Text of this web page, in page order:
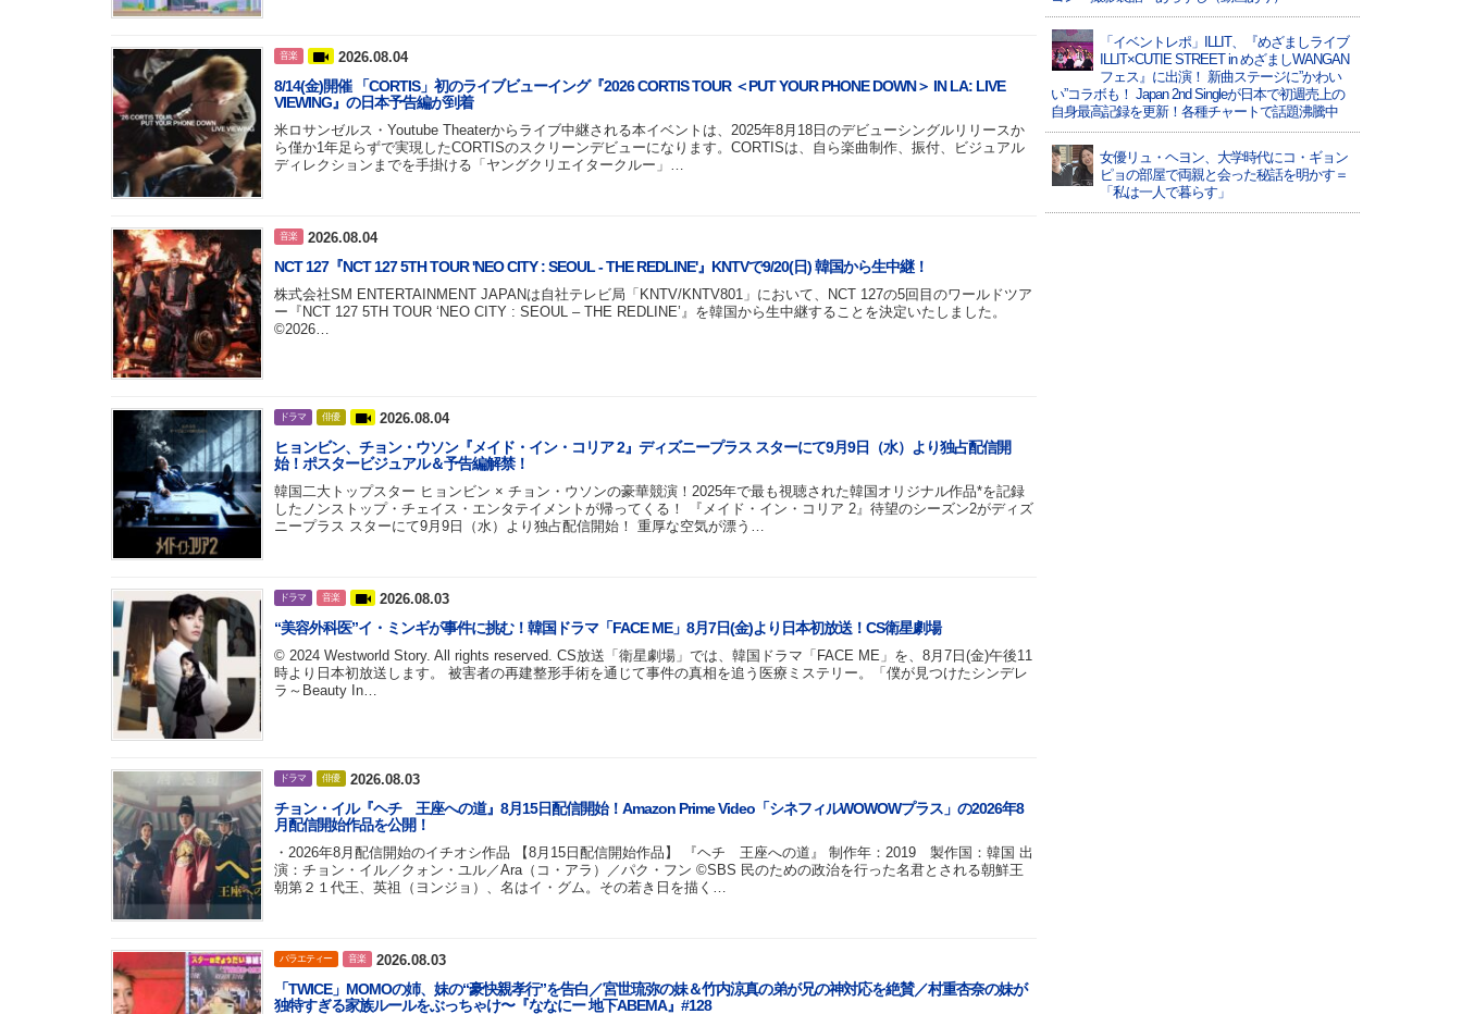
音楽 2026.08.04
8/14(金)開催 「CORTIS」初のライブビューイング『2026 CORTIS TOUR ＜PUT YOUR PHONE DOWN＞ IN LA: LIVE
VIEWING』の日本予告編が到着
米ロサンゼルス・Youtube Theaterからライブ中継される本イベントは、2025年8月18日のデビューシングルリリースか
ら僅か1年足らずで実現したCORTISのスクリーンデビューになります。CORTISは、自ら楽曲制作、振付、ビジュアル
ディレクションまでを手掛ける「ヤングクリエイタークルー」…
音楽 2026.08.04
NCT 127『NCT 127 5TH TOUR 'NEO CITY : SEOUL - THE REDLINE'』KNTVで9/20(日) 韓国から生中継！
株式会社SM ENTERTAINMENT JAPANは自社テレビ局「KNTV/KNTV801」において、NCT 127の5回目のワールドツア
ー『NCT 127 5TH TOUR ‘NEO CITY : SEOUL – THE REDLINE’』を韓国から生中継することを決定いたしました。
©2026…
ドラマ 俳優 2026.08.04
ヒョンビン、チョン・ウソン『メイド・イン・コリア 2』ディズニープラス スターにて9月9日（水）より独占配信開
始！ポスタービジュアル＆予告編解禁！
韓国二大トップスター ヒョンビン × チョン・ウソンの豪華競演！2025年で最も視聴された韓国オリジナル作品*を記録
したノンストップ・チェイス・エンタテイメントが帰ってくる！ 『メイド・イン・コリア 2』待望のシーズン2がディズ
ニープラス スターにて9月9日（水）より独占配信開始！ 重厚な空気が漂う…
ドラマ 音楽 2026.08.03
“美容外科医”イ・ミンギが事件に挑む！韓国ドラマ「FACE ME」8月7日(金)より日本初放送！CS衛星劇場
© 2024 Westworld Story. All rights reserved. CS放送「衛星劇場」では、韓国ドラマ「FACE ME」を、8月7日(金)午後11
時より日本初放送します。 被害者の再建整形手術を通じて事件の真相を追う医療ミステリー。「僕が見つけたシンデレ
ラ～Beauty In…
ドラマ 俳優 2026.08.03
チョン・イル『ヘチ 王座への道』8月15日配信開始！Amazon Prime Video「シネフィルWOWOWプラス」の2026年8
月配信開始作品を公開！
・2026年8月配信開始のイチオシ作品 【8月15日配信開始作品】 『ヘチ 王座への道』 制作年：2019 製作国：韓国 出
演：チョン・イル／クォン・ユル／Ara（コ・アラ）／パク・フン ©SBS 民のための政治を行った名君とされる朝鮮王
朝第２１代王、英祖（ヨンジョ）、名はイ・グム。その若き日を描く…
バラエティー 音楽 2026.08.03
「TWICE」MOMOの姉、妹の“豪快親孝行”を告白／宮世琉弥の妹＆竹内涼真の弟が兄の神対応を絶賛／村重杏奈の妹が
独特すぎる家族ルールをぶっちゃけ〜『ななにー 地下ABEMA』#128
「イベントレポ」ILLIT、『めざましライブ
ILLIT×CUTIE STREET in めざましWANGAN
フェス』に出演！ 新曲ステージに”かわい
い”コラボも！ Japan 2nd Singleが日本で初週売上の
自身最高記録を更新！各種チャートで話題沸騰中
女優リュ・ヘヨン、大学時代にコ・ギョン
ピョの部屋で両親と会った秘話を明かす＝
「私は一人で暮らす」